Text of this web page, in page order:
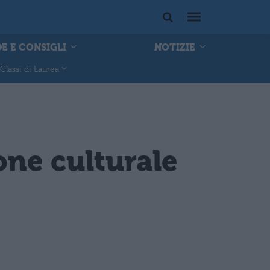
E CONSIGLI
NOTIZIE
Classi di Laurea
culturale